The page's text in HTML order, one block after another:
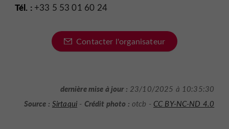
Tél. :+33 5 53 01 60 24
Contacter l'organisateur
dernière mise à jour : 23/10/2025 à 10:35:30
Source : Sirtaqui - Crédit photo : otcb - CC BY-NC-ND 4.0